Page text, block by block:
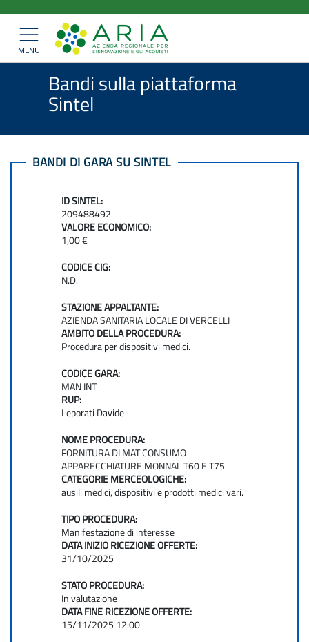
contenuto
principale
ARIA
SpAMostra/nascondi
navigazione
MENU
Home > Bandi e Convenzioni >
Bandi di gara >
Bandi sulla piattaforma Sintel
Bandi sulla piattaforma
Sintel
BANDI DI GARA SU SINTEL
ID SINTEL:
209488492
VALORE ECONOMICO:
1,00 €
CODICE CIG:
N.D.
STAZIONE APPALTANTE:
AZIENDA SANITARIA LOCALE DI VERCELLI
AMBITO DELLA PROCEDURA:
Procedura per dispositivi medici.
CODICE GARA:
MAN INT
RUP:
Leporati Davide
NOME PROCEDURA:
FORNITURA DI MAT CONSUMO
APPARECCHIATURE MONNAL T60 E T75
CATEGORIE MERCEOLOGICHE:
ausili medici, dispositivi e prodotti medici vari.
TIPO PROCEDURA:
Manifestazione di interesse
DATA INIZIO RICEZIONE OFFERTE:
31/10/2025
STATO PROCEDURA:
In valutazione
DATA FINE RICEZIONE OFFERTE:
15/11/2025 12:00